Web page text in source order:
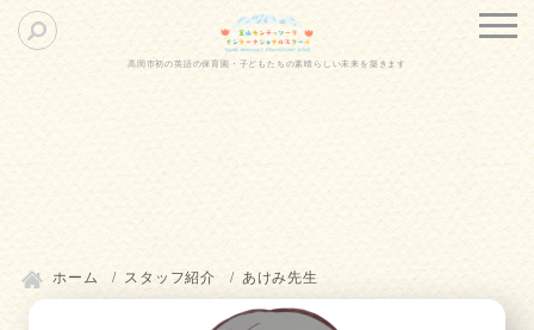
高岡市初の英語の保育園・子どもたちの素晴らしい未来を築きます
ホーム スタッフ紹介 あけみ先生